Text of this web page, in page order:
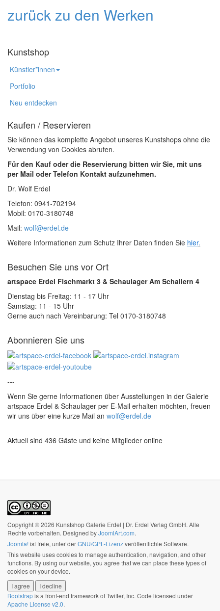
zurück zu den Werken
Kunstshop
Künstler*innen
Portfolio
Neu entdecken
Kaufen / Reservieren
Sie können das komplette Angebot unseres Kunstshops ohne die
Verwendung von Cookies abrufen.
Für den Kauf oder die Reservierung bitten wir Sie, mit uns
per Mail oder Telefon Kontakt aufzunehmen.
Dr. Wolf Erdel
Telefon: 0941-702194
Mobil: 0170-3180748
Mail: wolf@erdel.de
Weitere Informationen zum Schutz Ihrer Daten finden Sie hier.
Besuchen Sie uns vor Ort
artspace Erdel Fischmarkt 3 & Schaulager Am Schallern 4
Dienstag bis Freitag: 11 - 17 Uhr
Samstag: 11 - 15 Uhr
Gerne auch nach Vereinbarung: Tel 0170-3180748
Abonnieren Sie uns
---
Wenn Sie gerne Informationen über Ausstellungen in der Galerie
artspace Erdel & Schaulager per E-Mail erhalten möchten, freuen
wir uns über eine kurze Mail an wolf@erdel.de
Aktuell sind 436 Gäste und keine Mitglieder online
Copyright © 2026 Kunstshop Galerie Erdel | Dr. Erdel Verlag GmbH. Alle
Rechte vorbehalten. Designed byJoomlArt.com.
Joomla!ist freie, unter derGNU/GPL-Lizenzveröffentlichte Software.
This website uses cookies to manage authentication, navigation, and other
functions. By using our website, you agree that we can place these types of
cookies on your device.
I agree
I decline
Bootstrapis a front-end framework of Twitter, Inc. Code licensed under
Apache License v2.0.